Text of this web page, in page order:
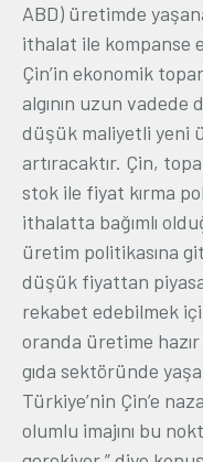
ABD) üretimde
ithalat ile kompanse
Çin’in ekonomik
algının uzun vadede
düşük maliyetli yeni
artıracaktır. Çin,
stok ile fiyat kırma
ithalatta bağımlı
üretim politikasına
düşük fiyattan
rekabet edebilmek
oranda üretime
gıda sektöründe
Türkiye’nin Çin’e
olumlu imajını bu